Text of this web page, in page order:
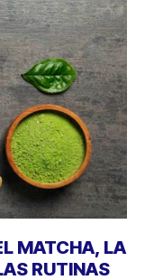
MATCHA, LA
RUTINAS